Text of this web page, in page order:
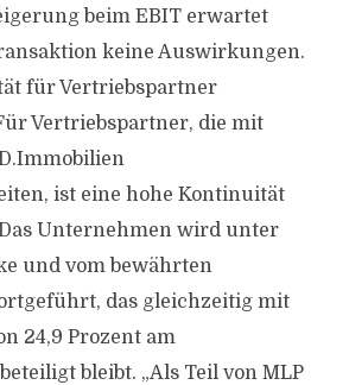
beim EBIT erwartet
keine Auswirkungen.
für Vertriebspartner
Vertriebspartner, die mit
ist eine hohe Kontinuität
Unternehmen wird unter
und vom bewährten
das gleichzeitig mit
24,9 Prozent am
bleibt. „Als Teil von MLP